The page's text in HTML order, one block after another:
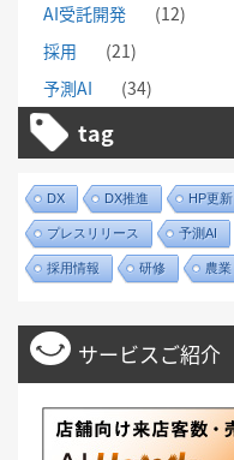
AI受託開発
(12)
採用
(21)
予測AI
(34)
tag
DX DX推進 HP更新
プレスリリース 予測AI
採用情報 研修 農業
サービスご紹介